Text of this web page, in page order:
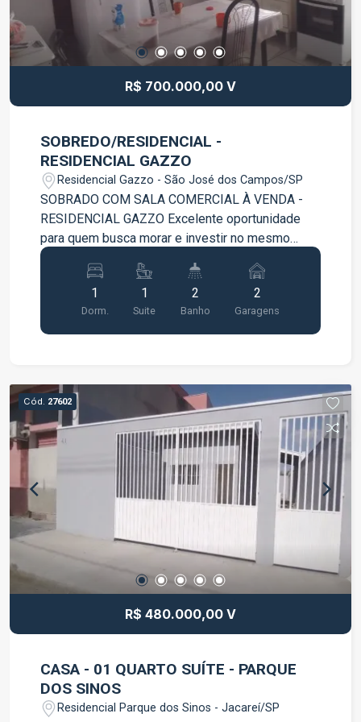
segurança e comodidade no dia a dia:
Monitoramento de segurança Panther Sistema de
câmeras Uma excelente opção para quem
procura qualidade de vida, segurança e
praticidade em um só lugar. Entre em contato para
R$ 700.000,00 V
SOBREDO/RESIDENCIAL -
RESIDENCIAL GAZZO
Residencial Gazzo - São José dos Campos/SP
SOBRADO COM SALA COMERCIAL À VENDA -
RESIDENCIAL GAZZO Excelente oportunidade
para quem busca morar e investir no mesmo
imóvel! Imóvel com ótima distribuição, sendo:
Parte superior (residencial): Aproximadamente 80
Cozinha Lavanderia Parte inferior (comercial):
Sala comercial com aproximadamente 70 m² 02
carros Imóvel com potencial residencial e
comercial Ótima opção para quem deseja unir
moradia e negócio no mesmo local Entre em
contato e agende sua visita!
1
Dorm.
1
Suite
2
Banho
2
Garagens
Cód. 27602
R$ 480.000,00 V
CASA - 01 QUARTO SUÍTE - PARQUE
DOS SINOS
Residencial Parque dos Sinos - Jacareí/SP